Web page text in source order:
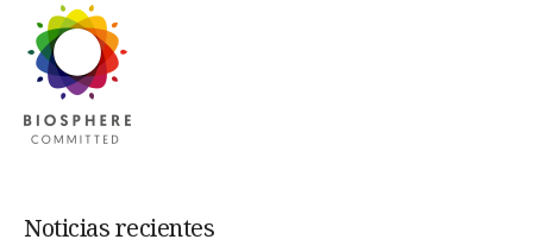
Noticias recientes